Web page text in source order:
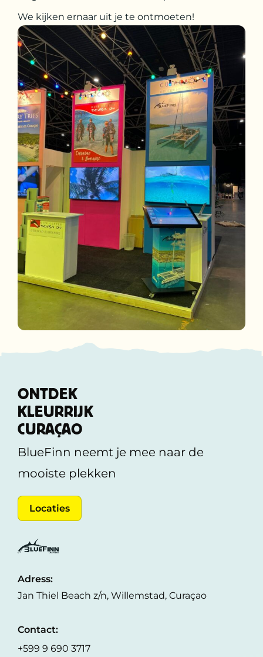
We kijken ernaar uit je te ontmoeten!
ONTDEK
KLEURRIJK
CURAÇAO
BlueFinn neemt je mee naar de
mooiste plekken
Locaties
Adress:
Jan Thiel Beach z/n, Willemstad, Curaçao
Contact:
+599 9 690 3717